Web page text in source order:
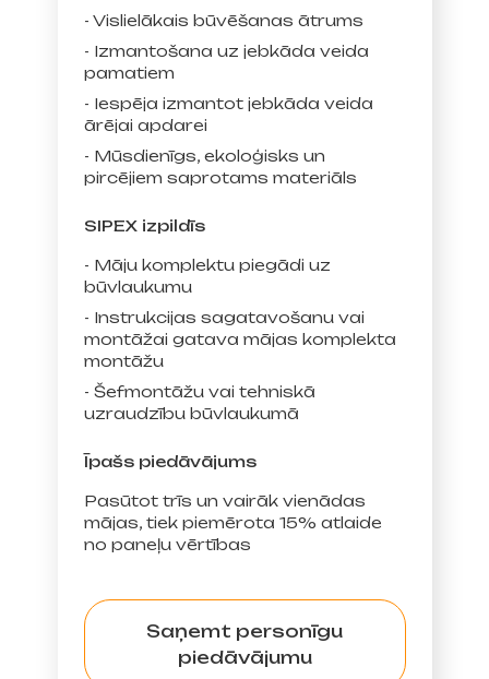
- Vislielākais būvēšanas ātrums
- Izmantošana uz jebkāda veida
pamatiem
- Iespēja izmantot jebkāda veida
ārējai apdarei
- Mūsdienīgs, ekoloģisks un
pircējiem saprotams materiāls
SIPEX izpildīs
- Māju komplektu piegādi uz
būvlaukumu
- Instrukcijas sagatavošanu vai
montāžai gatava mājas komplekta
montāžu
- Šefmontāžu vai tehniskā
uzraudzību būvlaukumā
Īpašs piedāvājums
Pasūtot trīs un vairāk vienādas
mājas, tiek piemērota 15% atlaide
no paneļu vērtības
Saņemt personīgu
piedāvājumu